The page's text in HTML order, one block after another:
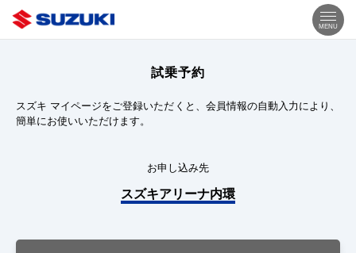
MENU
試乗予約
スズキ マイページをご登録いただくと、会員情報の自動入力により、
簡単にお使いいただけます。
お申し込み先
スズキアリーナ内環